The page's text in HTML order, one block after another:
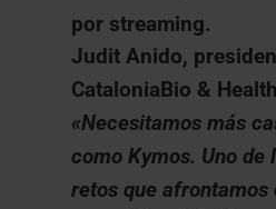
por streaming.
Judit Anido,
CataloniaBio &
«Necesitamos más
como Kymos. Uno de
retos que afrontamos